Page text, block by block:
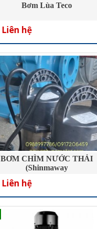
Bơm Lùa Teco
Liên hệ
BƠM CHÌM NƯỚC THẢI
(Shinmaway
Liên hệ